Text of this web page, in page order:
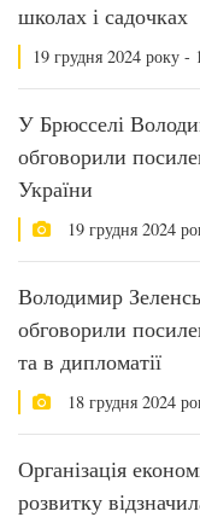
школах і садочках
19 грудня 2024 року -
У Брюсселі
обговорили
України
19 грудня 2024
Володимир
обговорили
та в дипломатії
18 грудня 2024
Організація
розвитку